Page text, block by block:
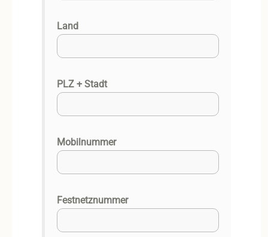
Land
PLZ + Stadt
Mobilnummer
Festnetznummer